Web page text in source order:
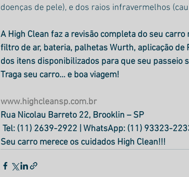
doenças de pele), e dos raios infravermelhos
A High Clean faz a revisão completa do seu
filtro de ar, bateria, palhetas Wurth, aplicação
dos itens disponibilizados para que seu passeio
Traga seu carro... e boa viagem!
www.highcleansp.com.br
Rua Nicolau Barreto 22, Brooklin – SP
Tel: (11) 2639-2922 | WhatsApp: (11) 93323-
Seu carro merece os cuidados High Clean!!!